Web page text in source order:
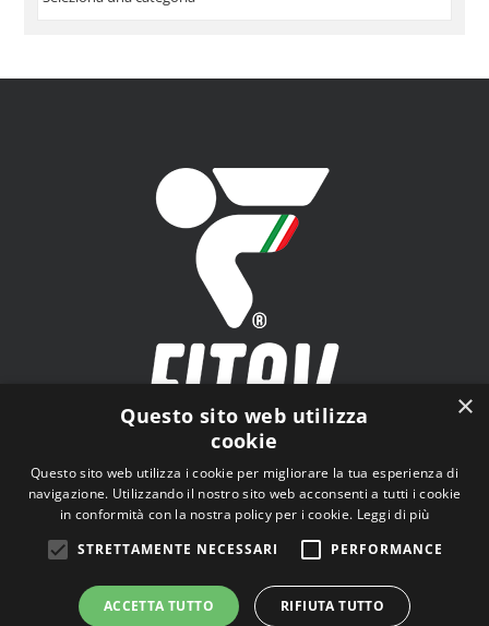
FITAV - Federazione Italiana Tiro a Volo - Viale Tiziano
n.74, 00196 Roma (RM)
×
Questo sito web utilizza
cookie
Questo sito web utilizza i cookie per migliorare la tua esperienza di
navigazione. Utilizzando il nostro sito web acconsenti a tutti i cookie
in conformità con la nostra policy per i cookie. Leggi di più
STRETTAMENTE NECESSARI
PERFORMANCE
ACCETTA TUTTO RIFIUTA TUTTO